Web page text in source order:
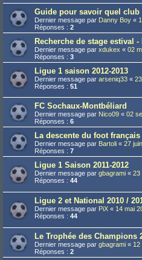
Guide pour savoir quel
Dernier message par Danny Boy «
Réponses : 2
Recherche de stage estival -
Dernier message par xdukex « 02
Réponses : 3
Ligue 1 saison 2012-2013
Dernier message par arseniq33 «
Réponses : 51
FC Sochaux-Montbéliard
Dernier message par Nico09 « 02
Réponses : 6
La descente du foot français
Dernier message par Bartoli « 27
Réponses : 7
Ligue 1 Saison 2011-2012
Dernier message par gbagrami « 23
Réponses : 44
Ligue 2 et National 2010 /
Dernier message par PiX « 14 mai
Réponses : 44
Le Trophée des Champions
Dernier message par gbagrami « 12
Réponses : 2